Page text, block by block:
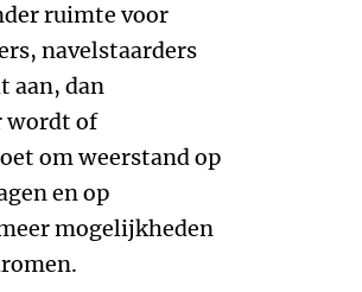
ruimte voor
navelstaarders
aan, dan
wordt of
om weerstand op
en op
mogelijkheden